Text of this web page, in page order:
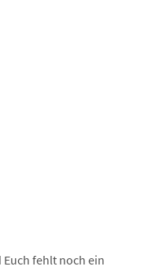
fehlt noch ein